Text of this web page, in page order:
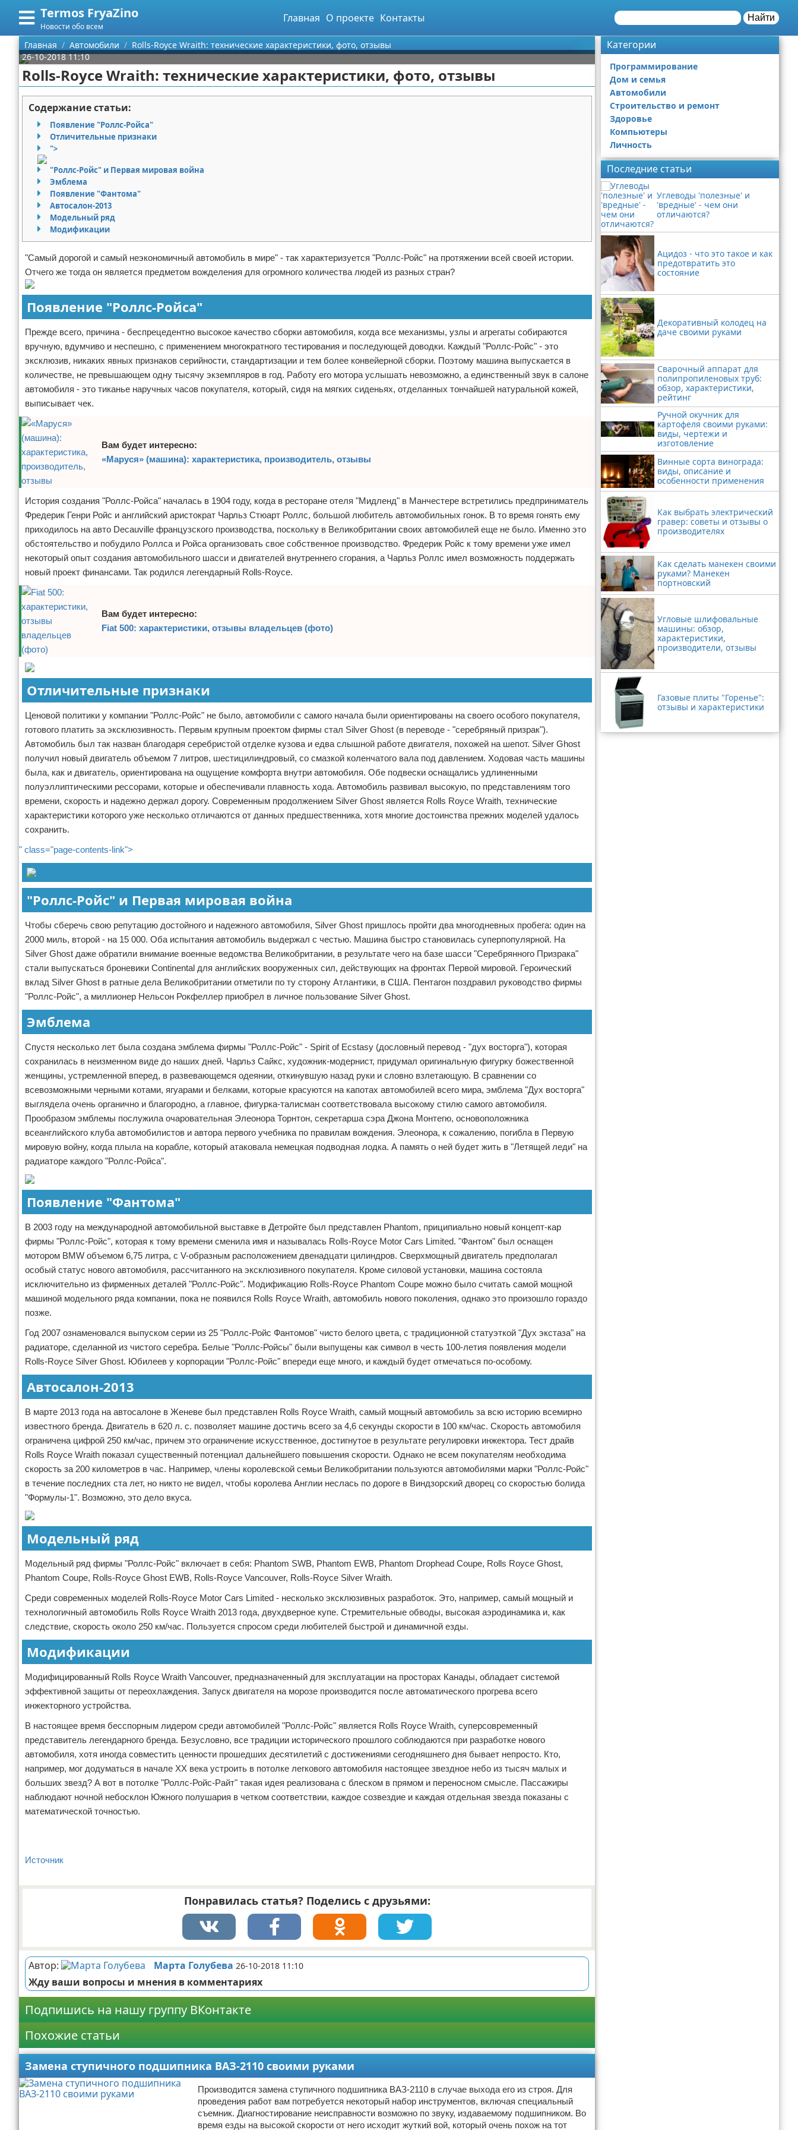
Termos FryaZino
Новости обо всем
Главная О проекте Контакты Найти
Меню
Главная
Категории
Программирование
Дом и семья
Автомобили
Строительство и ремонт
Здоровье
Компьютеры
Личность
Поиск
О проекте
Контакты
Сотрудничество
Размещение рекламы
Для правообладателей
Условия предоставления информации
Отказ от ответственности
Главная Автомобили
Rolls-Royce Wraith: технические характеристики, фото, отзывы
26-10-2018 11:10
Rolls-Royce Wraith: технические характеристики, фото, отзывы
Содержание статьи:
Появление "Роллс-Ройса"
Отличительные признаки
">
"Роллс-Ройс" и Первая мировая война
Эмблема
Появление "Фантома"
Автосалон-2013
Модельный ряд
Модификации
"Самый дорогой и самый неэкономичный автомобиль в мире" - так характеризуется "Роллс-Ройс" на протяжении всей своей истории.
Отчего же тогда он является предметом вожделения для огромного количества людей из разных стран?
Появление "Роллс-Ройса"
Прежде всего, причина - беспрецедентно высокое качество сборки автомобиля, когда все механизмы, узлы и агрегаты собираются
вручную, вдумчиво и неспешно, с применением многократного тестирования и последующей доводки. Каждый "Роллс-Ройс" - это
эксклюзив, никаких явных признаков серийности, стандартизации и тем более конвейерной сборки. Поэтому машина выпускается в
количестве, не превышающем одну тысячу экземпляров в год. Работу его мотора услышать невозможно, а единственный звук в салоне
автомобиля - это тиканье наручных часов покупателя, который, сидя на мягких сиденьях, отделанных тончайшей натуральной кожей,
выписывает чек.
Вам будет интересно:
«Маруся» (машина): характеристика, производитель, отзывы
История создания "Роллс-Ройса" началась в 1904 году, когда в ресторане отеля "Мидленд" в Манчестере встретились предприниматель
Фредерик Генри Ройс и английский аристократ Чарльз Стюарт Роллс, большой любитель автомобильных гонок. В то время гонять ему
приходилось на авто Decauville французского производства, поскольку в Великобритании своих автомобилей еще не было. Именно это
обстоятельство и побудило Роллса и Ройса организовать свое собственное производство. Фредерик Ройс к тому времени уже имел
некоторый опыт создания автомобильного шасси и двигателей внутреннего сгорания, а Чарльз Роллс имел возможность поддержать
новый проект финансами. Так родился легендарный Rolls-Royce.
Вам будет интересно:
Fiat 500: характеристики, отзывы владельцев (фото)
Отличительные признаки
Ценовой политики у компании "Роллс-Ройс" не было, автомобили с самого начала были ориентированы на своего особого покупателя,
готового платить за эксклюзивность. Первым крупным проектом фирмы стал Silver Ghost (в переводе - "серебряный призрак").
Автомобиль был так назван благодаря серебристой отделке кузова и едва слышной работе двигателя, похожей на шепот. Silver Ghost
получил новый двигатель объемом 7 литров, шестицилиндровый, со смазкой коленчатого вала под давлением. Ходовая часть машины
была, как и двигатель, ориентирована на ощущение комфорта внутри автомобиля. Обе подвески оснащались удлиненными
полуэллиптическими рессорами, которые и обеспечивали плавность хода. Автомобиль развивал высокую, по представлениям того
времени, скорость и надежно держал дорогу. Современным продолжением Silver Ghost является Rolls Royce Wraith, технические
характеристики которого уже несколько отличаются от данных предшественника, хотя многие достоинства прежних моделей удалось
сохранить.
" class="page-contents-link">
"Роллс-Ройс" и Первая мировая война
Чтобы сберечь свою репутацию достойного и надежного автомобиля, Silver Ghost пришлось пройти два многодневных пробега: один на
2000 миль, второй - на 15 000. Оба испытания автомобиль выдержал с честью. Машина быстро становилась суперпопулярной. На
Silver Ghost даже обратили внимание военные ведомства Великобритании, в результате чего на базе шасси "Серебрянного Призрака"
стали выпускаться броневики Continental для английских вооруженных сил, действующих на фронтах Первой мировой. Героический
вклад Silver Ghost в ратные дела Великобритании отметили по ту сторону Атлантики, в США. Пентагон поздравил руководство фирмы
"Роллс-Ройс", а миллионер Нельсон Рокфеллер приобрел в личное пользование Silver Ghost.
Эмблема
Спустя несколько лет была создана эмблема фирмы "Роллс-Ройс" - Spirit of Ecstasy (дословный перевод - "дух восторга"), которая
сохранилась в неизменном виде до наших дней. Чарльз Сайкс, художник-модернист, придумал оригинальную фигурку божественной
женщины, устремленной вперед, в развевающемся одеянии, откинувшую назад руки и словно взлетающую. В сравнении со
всевозможными черными котами, ягуарами и белками, которые красуются на капотах автомобилей всего мира, эмблема "Дух восторга"
выглядела очень органично и благородно, а главное, фигурка-талисман соответствовала высокому стилю самого автомобиля.
Прообразом эмблемы послужила очаровательная Элеонора Торнтон, секретарша сэра Джона Монтегю, основоположника
всеанглийского клуба автомобилистов и автора первого учебника по правилам вождения. Элеонора, к сожалению, погибла в Первую
мировую войну, когда плыла на корабле, который атаковала немецкая подводная лодка. А память о ней будет жить в "Летящей леди" на
радиаторе каждого "Роллс-Ройса".
Появление "Фантома"
В 2003 году на международной автомобильной выставке в Детройте был представлен Phantom, приципиально новый концепт-кар
фирмы "Роллс-Ройс", которая к тому времени сменила имя и называлась Rolls-Royce Motor Cars Limited. "Фантом" был оснащен
мотором BMW объемом 6,75 литра, с V-образным расположением двенадцати цилиндров. Сверхмощный двигатель предполагал
особый статус нового автомобиля, рассчитанного на эксклюзивного покупателя. Кроме силовой установки, машина состояла
исключительно из фирменных деталей "Роллс-Ройс". Модификацию Rolls-Royce Phantom Coupe можно было считать самой мощной
машиной модельного ряда компании, пока не появился Rolls Royce Wraith, автомобиль нового поколения, однако это произошло гораздо
позже.
Год 2007 ознаменовался выпуском серии из 25 "Роллс-Ройс Фантомов" чисто белого цвета, с традиционной статуэткой "Дух экстаза" на
радиаторе, сделанной из чистого серебра. Белые "Роллс-Ройсы" были выпущены как символ в честь 100-летия появления модели
Rolls-Royce Silver Ghost. Юбилеев у корпорации "Роллс-Ройс" впереди еще много, и каждый будет отмечаться по-особому.
Автосалон-2013
В марте 2013 года на автосалоне в Женеве был представлен Rolls Royce Wraith, самый мощный автомобиль за всю историю всемирно
известного бренда. Двигатель в 620 л. с. позволяет машине достичь всего за 4,6 секунды скорости в 100 км/час. Скорость автомобиля
ограничена цифрой 250 км/час, причем это ограничение искусственное, достигнутое в результате регулировки инжектора. Тест драйв
Rolls Royce Wraith показал существенный потенциал дальнейшего повышения скорости. Однако не всем покупателям необходима
скорость за 200 километров в час. Например, члены королевской семьи Великобритании пользуются автомобилями марки "Роллс-Ройс"
в течение последних ста лет, но никто не видел, чтобы королева Англии неслась по дороге в Виндзорский дворец со скоростью болида
"Формулы-1". Возможно, это дело вкуса.
Модельный ряд
Модельный ряд фирмы "Роллс-Ройс" включает в себя: Phantom SWB, Phantom EWB, Phantom Drophead Coupe, Rolls Royce Ghost,
Phantom Coupe, Rolls-Royce Ghost EWB, Rolls-Royce Vancouver, Rolls-Royce Silver Wraith.
Среди современных моделей Rolls-Royce Motor Cars Limited - несколько эксклюзивных разработок. Это, например, самый мощный и
технологичный автомобиль Rolls Royce Wraith 2013 года, двухдверное купе. Стремительные обводы, высокая аэродинамика и, как
следствие, скорость около 250 км/час. Пользуется спросом среди любителей быстрой и динамичной езды.
Модификации
Модифицированный Rolls Royce Wraith Vancouver, предназначенный для эксплуатации на просторах Канады, обладает системой
эффективной защиты от переохлаждения. Запуск двигателя на морозе производится после автоматического прогрева всего
инжекторного устройства.
В настоящее время бесспорным лидером среди автомобилей "Роллс-Ройс" является Rolls Royce Wraith, суперсовременный
представитель легендарного бренда. Безусловно, все традиции исторического прошлого соблюдаются при разработке нового
автомобиля, хотя иногда совместить ценности прошедших десятилетий с достижениями сегодняшнего дня бывает непросто. Кто,
например, мог додуматься в начале ХХ века устроить в потолке легкового автомобиля настоящее звездное небо из тысяч малых и
больших звезд? А вот в потолке "Роллс-Ройс-Райт" такая идея реализована с блеском в прямом и переносном смысле. Пассажиры
наблюдают ночной небосклон Южного полушария в четком соответствии, каждое созвездие и каждая отдельная звезда показаны с
математической точностью.
Источник
Понравилась статья? Поделись с друзьями:
Автор: Марта Голубева 26-10-2018 11:10
Жду ваши вопросы и мнения в комментариях
Подпишись на нашу группу ВКонтакте
Похожие статьи
Замена ступичного подшипника ВАЗ-2110 своими руками
Производится замена ступичного подшипника ВАЗ-2110 в случае выхода его из строя. Для
проведения работ вам потребуется некоторый набор инструментов, включая специальный
съемник. Диагностирование неисправности возможно по звуку, издаваемому подшипником. Во
время езды на высокой скорости от него исходит жуткий вой, который очень похож на тот
Категории
Программирование
Дом и семья
Автомобили
Строительство и ремонт
Здоровье
Компьютеры
Личность
Последние статьи
Углеводы 'полезные' и
'вредные' - чем они
отличаются?
Ацидоз - что это такое и как
предотвратить это
состояние
Декоративный колодец на
даче своими руками
Сварочный аппарат для
полипропиленовых труб:
обзор, характеристики,
рейтинг
Ручной окучник для
картофеля своими руками:
виды, чертежи и
изготовление
Винные сорта винограда:
виды, описание и
особенности применения
Как выбрать электрический
гравер: советы и отзывы о
производителях
Как сделать манекен своими
руками? Манекен
портновский
Угловые шлифовальные
машины: обзор,
характеристики,
производители, отзывы
Газовые плиты "Горенье":
отзывы и характеристики